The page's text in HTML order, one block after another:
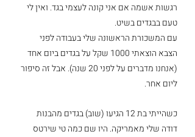
רגשות אשמה אם אני קונה לעצמי בגד. ואין לי
טעם בבגדים בשיט.
עם המשכורת הראשונה שלי בעבודה לפני
הצבא הוצאתי 1000 שקל על בגדים ביום אחד
(אנחנו מדברים על לפני 20 שנה). אבל זה סיפור
ליום אחר.
כשהייתי בת 12 הגיעו (שוב) בגדים מהבנות
דודה שלי מאמריקה. היו שם כמה טי שירטס